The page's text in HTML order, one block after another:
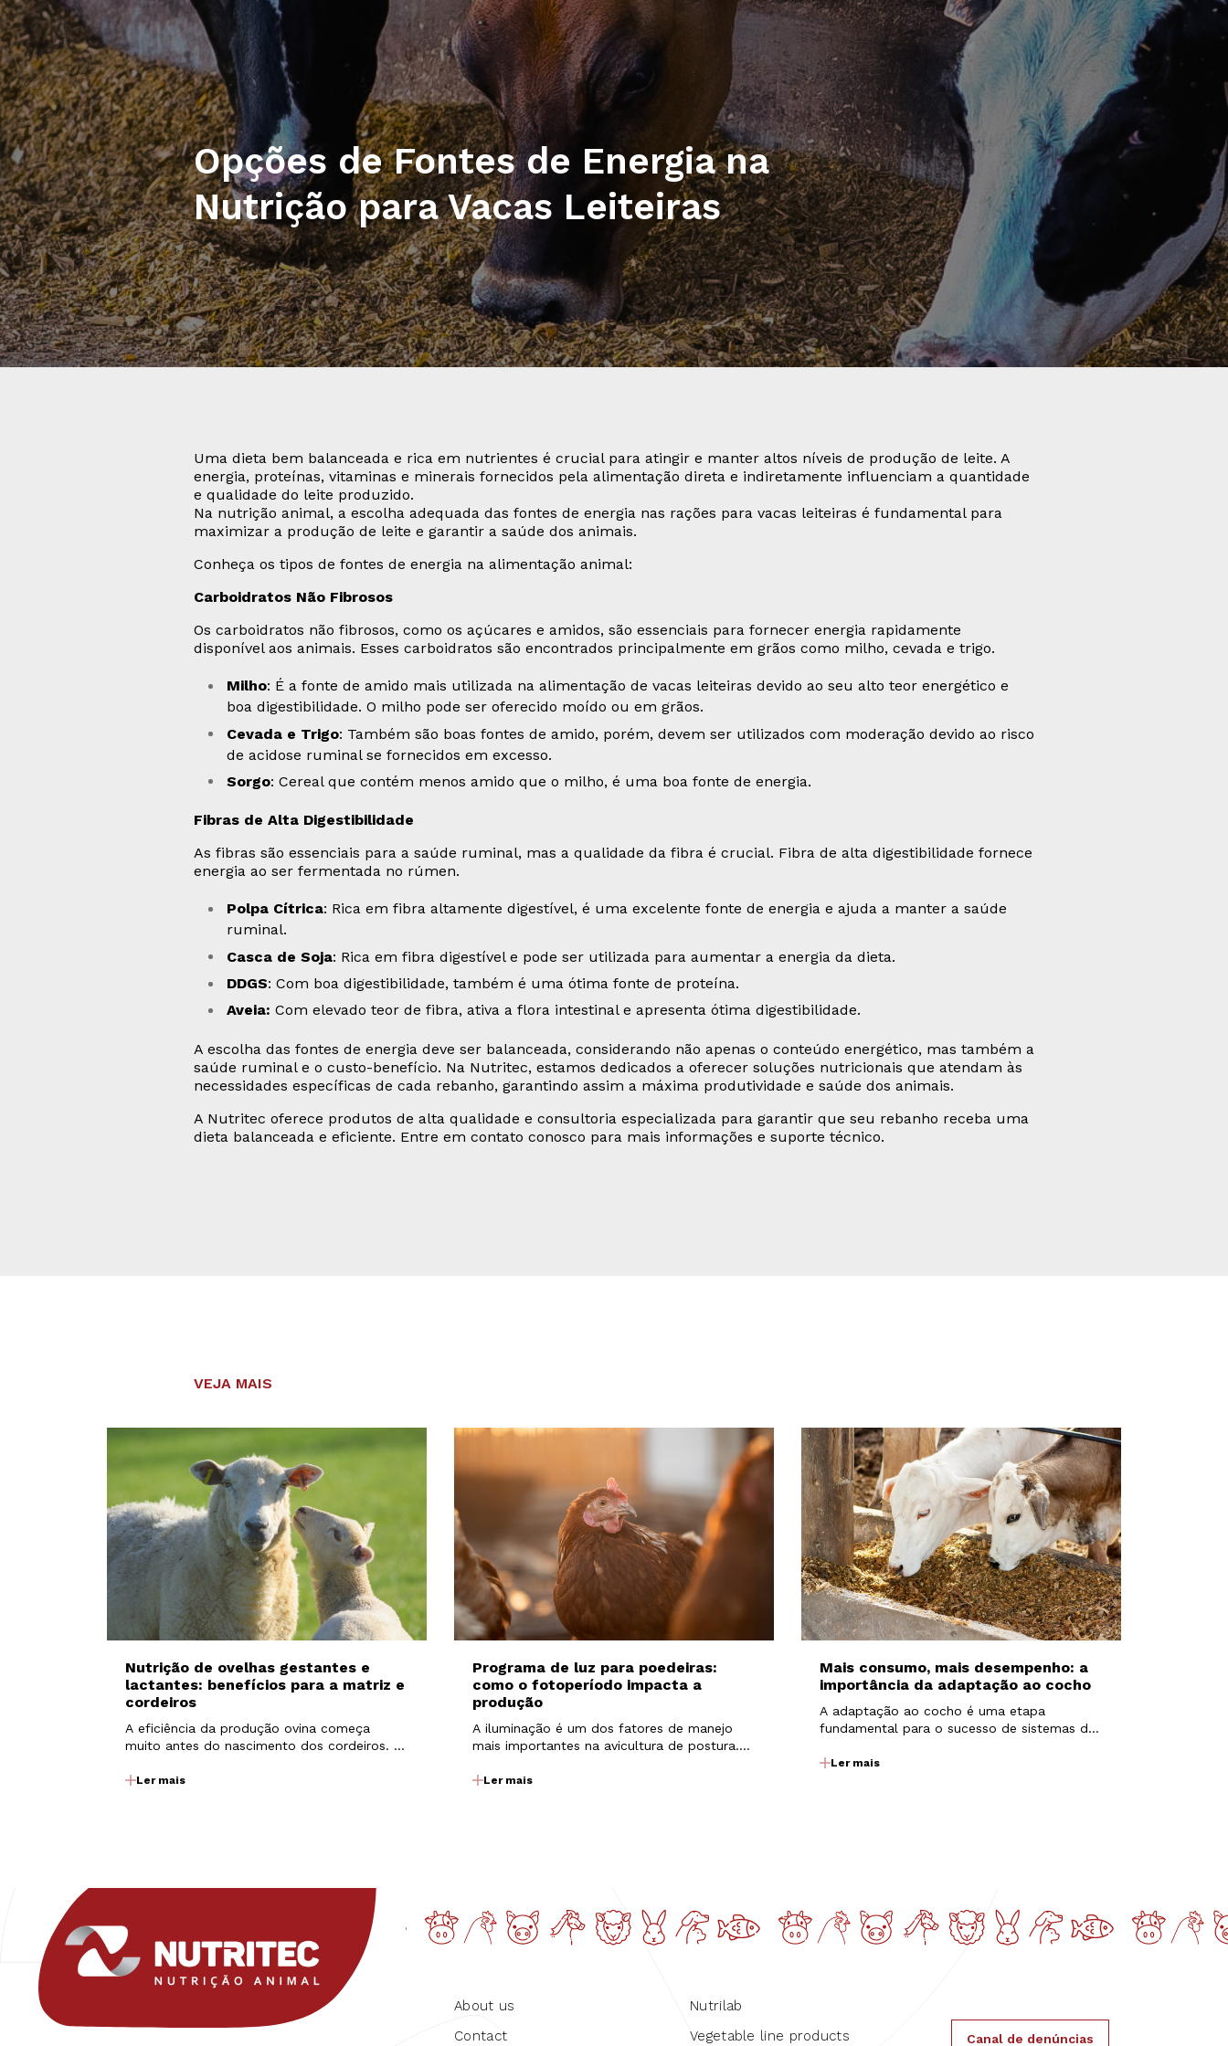
Opções de Fontes de Energia na
Nutrição para Vacas Leiteiras
Uma dieta bem balanceada e rica em nutrientes é crucial para atingir e manter altos níveis de produção de leite. A
energia, proteínas, vitaminas e minerais fornecidos pela alimentação direta e indiretamente influenciam a quantidade
e qualidade do leite produzido.
Na nutrição animal, a escolha adequada das fontes de energia nas rações para vacas leiteiras é fundamental para
maximizar a produção de leite e garantir a saúde dos animais.
Conheça os tipos de fontes de energia na alimentação animal:
Carboidratos Não Fibrosos
Os carboidratos não fibrosos, como os açúcares e amidos, são essenciais para fornecer energia rapidamente
disponível aos animais. Esses carboidratos são encontrados principalmente em grãos como milho, cevada e trigo.
Milho: É a fonte de amido mais utilizada na alimentação de vacas leiteiras devido ao seu alto teor energético e
boa digestibilidade. O milho pode ser oferecido moído ou em grãos.
Cevada e Trigo: Também são boas fontes de amido, porém, devem ser utilizados com moderação devido ao risco
de acidose ruminal se fornecidos em excesso.
Sorgo: Cereal que contém menos amido que o milho, é uma boa fonte de energia.
Fibras de Alta Digestibilidade
As fibras são essenciais para a saúde ruminal, mas a qualidade da fibra é crucial. Fibra de alta digestibilidade fornece
energia ao ser fermentada no rúmen.
Polpa Cítrica: Rica em fibra altamente digestível, é uma excelente fonte de energia e ajuda a manter a saúde
ruminal.
Casca de Soja: Rica em fibra digestível e pode ser utilizada para aumentar a energia da dieta.
DDGS: Com boa digestibilidade, também é uma ótima fonte de proteína.
Aveia: Com elevado teor de fibra, ativa a flora intestinal e apresenta ótima digestibilidade.
A escolha das fontes de energia deve ser balanceada, considerando não apenas o conteúdo energético, mas também a
saúde ruminal e o custo-benefício. Na Nutritec, estamos dedicados a oferecer soluções nutricionais que atendam às
necessidades específicas de cada rebanho, garantindo assim a máxima produtividade e saúde dos animais.
A Nutritec oferece produtos de alta qualidade e consultoria especializada para garantir que seu rebanho receba uma
dieta balanceada e eficiente. Entre em contato conosco para mais informações e suporte técnico.
VEJA MAIS
Nutrição de ovelhas gestantes e
lactantes: benefícios para a matriz e
cordeiros
A eficiência da produção ovina começa
muito antes do nascimento dos cordeiros. O
gestação e a lactação exerce influência
Ler mais
Programa de luz para poedeiras:
como o fotoperíodo impacta a
produção
A iluminação é um dos fatores de manejo
mais importantes na avicultura de postura.
atividades como alimentação e consumo de
Ler mais
Mais consumo, mais desempenho: a
importância da adaptação ao cocho
A adaptação ao cocho é uma etapa
fundamental para o sucesso de sistemas de
período que os animais passam por uma
Ler mais
About us
Contact
Nutrilab
Vegetable line products
Canal de denúncias